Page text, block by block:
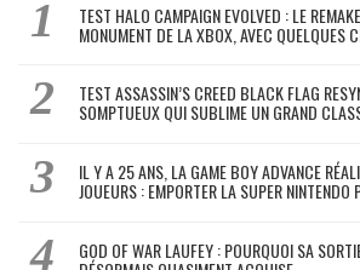
TEST HALO CAMPAIGN EVOLVED : LE
MONUMENT DE LA XBOX, AVEC QUELQUES
TEST ASSASSIN’S CREED BLACK FLAG
SOMPTUEUX QUI SUBLIME UN GRAND
IL Y A 25 ANS, LA GAME BOY ADVANCE
JOUEURS : EMPORTER LA SUPER NINTENDO
GOD OF WAR LAUFEY : POURQUOI SA